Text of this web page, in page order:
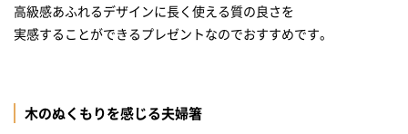
高級感あふれるデザインに長く使える質の良さを
実感することができるプレゼントなのでおすすめです。
木のぬくもりを感じる夫婦箸